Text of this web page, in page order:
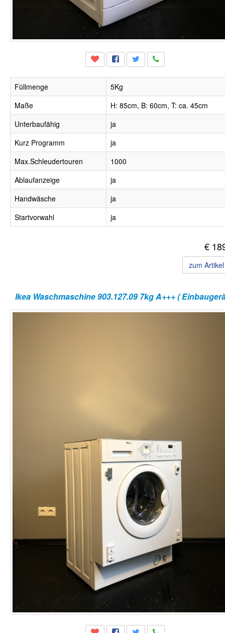
Füllmenge
5Kg
Maße
H: 85cm, B: 60cm, T: ca. 45cm
Unterbaufähig
ja
Kurz Programm
ja
Max.Schleudertouren
1000
Ablaufanzeige
ja
Handwäsche
ja
Startvorwahl
ja
€
zum
Ikea Waschmaschine 903.127.09 7kg A+++ (